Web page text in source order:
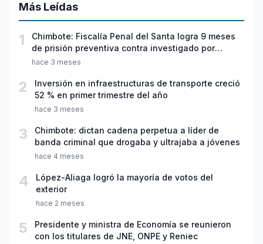
Más Leídas
1
Chimbote: Fiscalía Penal del Santa logra 9 meses
de prisión preventiva contra investigado por
violación sexual y tentativa de feminicidio
hace 3 meses
2
Inversión en infraestructuras de transporte creció
52 % en primer trimestre del año
hace 3 meses
3
Chimbote: dictan cadena perpetua a líder de
banda criminal que drogaba y ultrajaba a jóvenes
hace 4 meses
4
López-Aliaga logró la mayoría de votos del
exterior
hace 2 meses
5
Presidente y ministra de Economía se reunieron
con los titulares de JNE, ONPE y Reniec